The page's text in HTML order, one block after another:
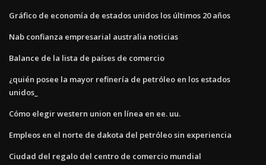
Gráfico de economía de estados unidos los últimos 20 años
Nab confianza empresarial australia noticias
Balance de la lista de países de comercio
¿quién posee la mayor refinería de petróleo en los estados
unidos_
Cómo elegir western union en línea en ee. uu.
Empleos en el norte de dakota del petróleo sin experiencia
Ciudad del regalo del centro de comercio mundial